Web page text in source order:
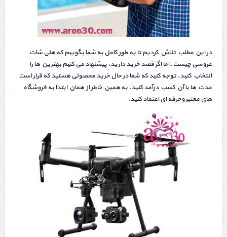
در این مطلب تلاش کردیم تا به طور کامل به شما بگوییم که هلی شات
عروسی چیست. اما اگر قصد خرید دارید، پیشنهاد می کنیم بهترین ها را
انتخاب کنید. توجه کنید که شما در حال خرید محصولی هستید که قرار است
مدت ها با آن کسب درآمد کنید. به همین خاطر از همان ابتدا به فروشگاه
های معتبر وحرفه ای اعتماد کنید.